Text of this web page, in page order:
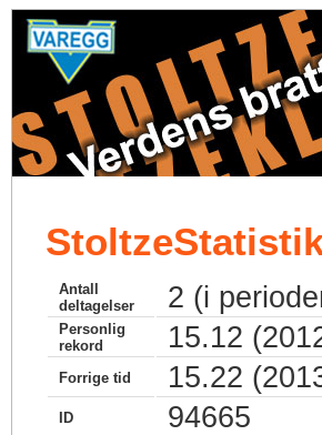
Antall
deltagelser
2 (i
Personlig
rekord
15.12
Forrige tid 15.22
ID 94665